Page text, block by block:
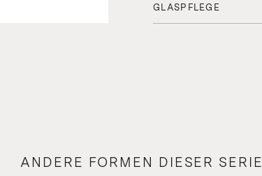
GLASPFLEGE
ANDERE FORMEN DIESER SERIE